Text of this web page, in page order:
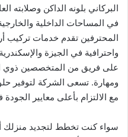
البركاني بلونه الداكن وصلابته
في المساحات الداخلية
المحترفين تقدم خدمات تركيب
واحترافية في الجيزة
على فريق من المتخصصين ذوي
ومهارة. تسعى الشركة لتوفير
مع الالتزام بأعلى معايير الجودة
سواء كنت تخطط لتجديد منزلك